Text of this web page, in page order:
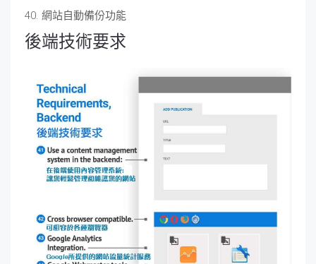
40. 網站自動備份功能
後端技術要求